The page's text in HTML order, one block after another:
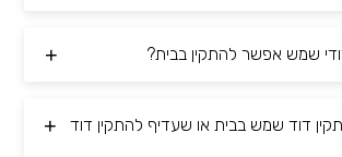
שמש אפשר להתקין בבית?
דוד שמש בבית או שעדיף להתקין דוד